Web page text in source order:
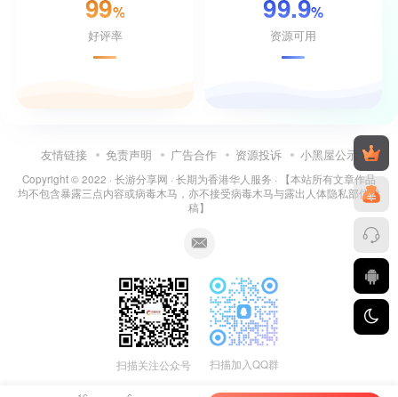
99%
好评率
99.9%
资源可用
友情链接 免责声明 广告合作 资源投诉 小黑屋公示
Copyright © 2022 · 长游分享网 · 长期为香港华人服务 · 【本站所有文章作品
均不包含暴露三点内容或病毒木马，亦不接受病毒木马与露出人体隐私部位投
稿】
扫描关注公众号 扫描加入QQ群